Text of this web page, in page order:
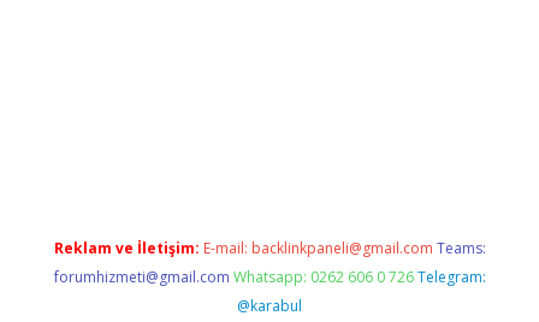
Reklam ve İletişim: E-mail: backlinkpaneli@gmail.com Teams:
forumhizmeti@gmail.com Whatsapp: 0262 606 0 726 Telegram:
@karabul